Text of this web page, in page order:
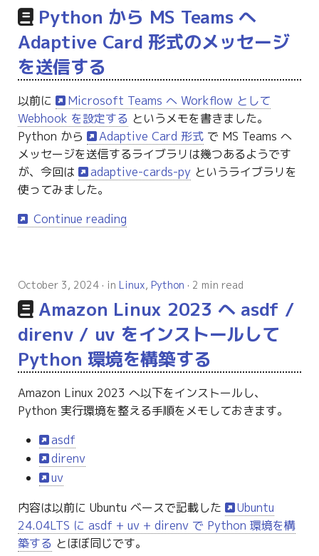
Python から MS Teams へ
Adaptive Card 形式のメッセージ
を送信する
以前に
Microsoft Teams へ Workflow として
Webhook を設定する というメモを書きました。
Python から
Adaptive Card 形式 で MS Teams へ
メッセージを送信するライブラリは幾つあるようです
が、今回は
adaptive-cards-py というライブラリを
使ってみました。
Continue reading
October 3, 2024 in Linux, Python 2 min read
Amazon Linux 2023 へ asdf /
direnv / uv をインストールして
Python 環境を構築する
Amazon Linux 2023 へ以下をインストールし、
Python 実行環境を整える手順をメモしておきます。
asdf
direnv
uv
内容は以前に Ubuntu ベースで記載した
Ubuntu
24.04LTS に asdf + uv + direnv で Python 環境を構
築する とほぼ同じです。